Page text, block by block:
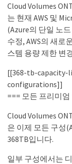
Cloud Volumes
는 현재 AWS 및
(Azure의 단일 노
수정, AWS의 새로
스템 용량 제한 변
[[368-tb-
configurations]]
=== 모든 프리미엄
Cloud Volumes
은 이제 모든 구성
368TB입니다.
일부 구성에서는